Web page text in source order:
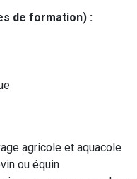
de formation) :
agricole et aquacole
ou équin